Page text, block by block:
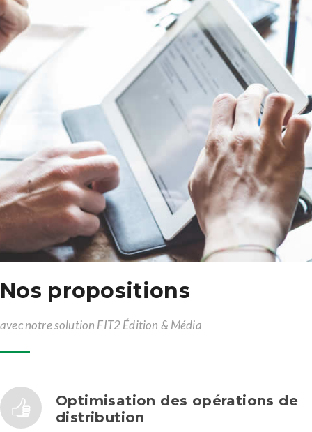
Nos propositions
avec notre solution FIT2 Édition & Média
Optimisation des opérations de
distribution